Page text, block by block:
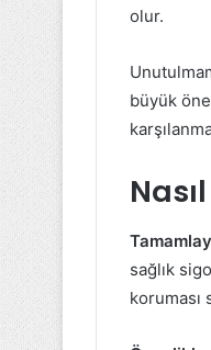
olur.
büyük
sağlık
koruması